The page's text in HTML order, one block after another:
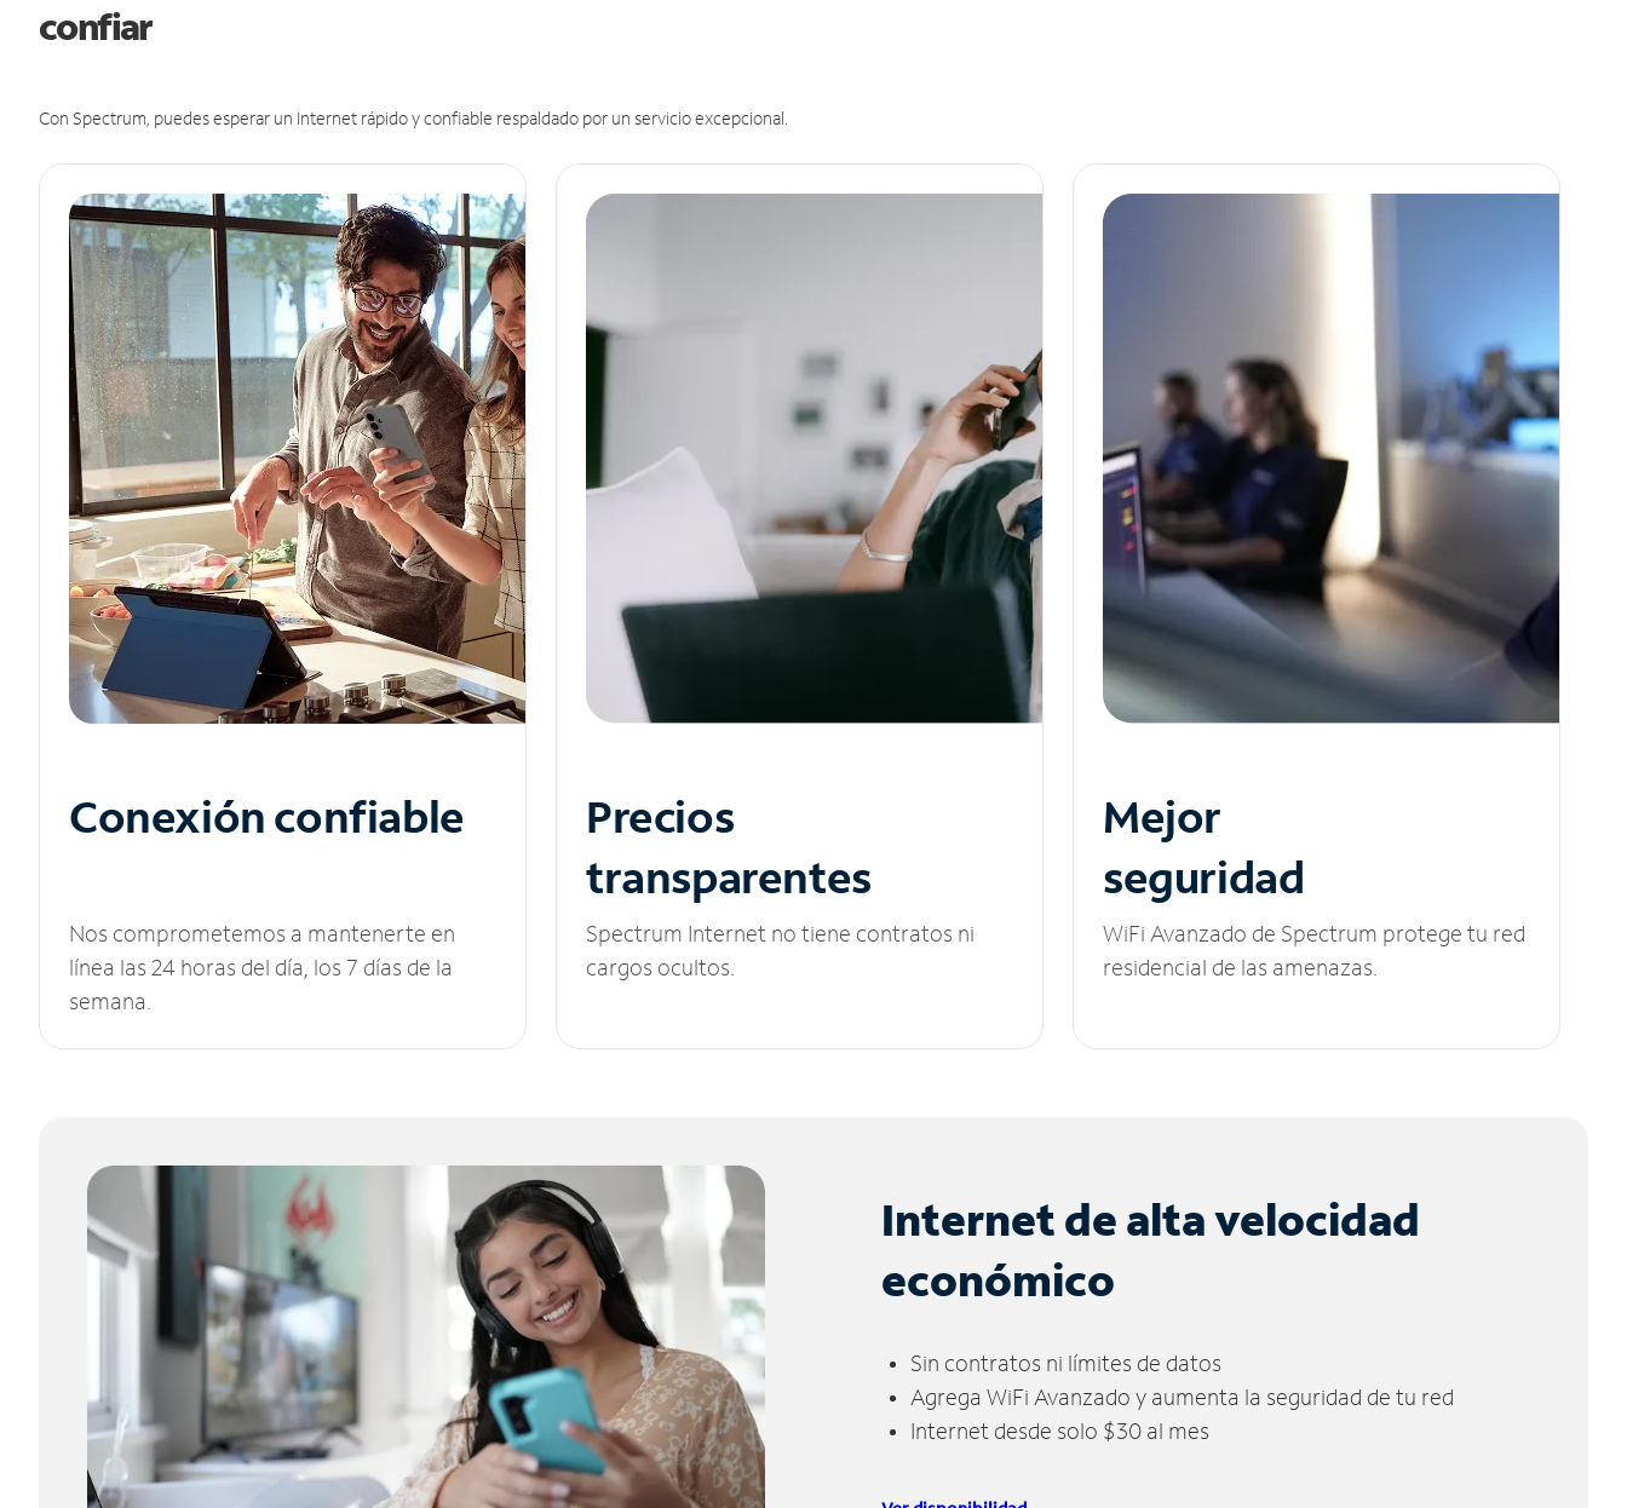
confiar
Con Spectrum, puedes esperar un Internet rápido y confiable respaldado por un servicio excepcional.
Conexión confiable
Nos comprometemos a mantenerte en
línea las 24 horas del día, los 7 días de la
semana.
Precios
transparentes
Spectrum Internet no tiene contratos ni
cargos ocultos.
Mejor
seguridad
WiFi Avanzado de Spectrum protege tu red
residencial de las amenazas.
Internet de alta velocidad
económico
Sin contratos ni límites de datos
Agrega WiFi Avanzado y aumenta la seguridad de tu red
Internet desde solo $30 al mes